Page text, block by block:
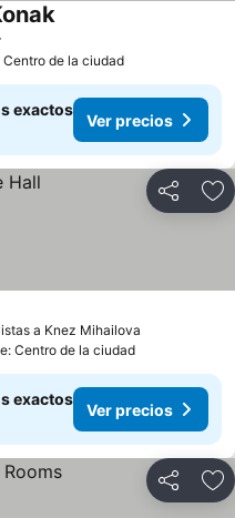
Ver precios
Ver precios
Centro de la ciudad
exactos
Ver precios
Compartir
a Knez Mihailova
Centro de la ciudad
exactos
Ver precios
Compartir